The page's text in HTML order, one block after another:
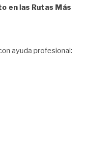
en las Rutas Más
ayuda profesional: